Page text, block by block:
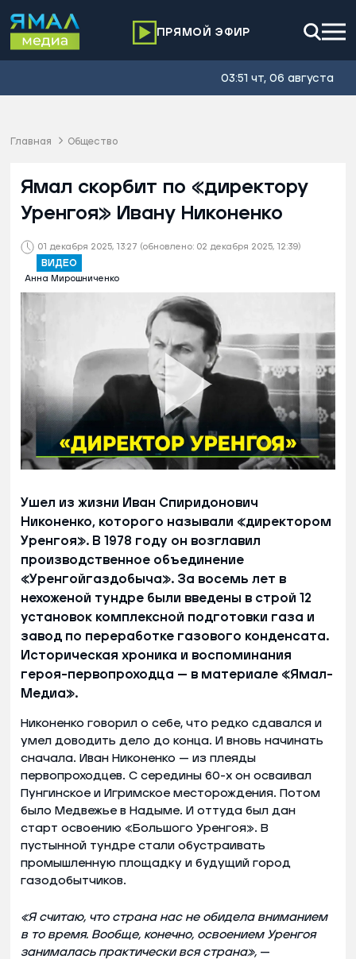
ПРЯМОЙ ЭФИР
03:51 чт, 06 августа
Главная Общество
01 декабря 2025, 13:27 (обновлено: 02 декабря 2025, 12:39)
ВИДЕО
Анна Мирошниченко
Ямал скорбит по «директору
Уренгоя» Ивану Никоненко
Ушел из жизни Иван Спиридонович
Никоненко, которого называли «директором
Уренгоя». В 1978 году он возглавил
производственное объединение
«Уренгойгаздобыча». За восемь лет в
нехоженой тундре были введены в строй 12
установок комплексной подготовки газа и
завод по переработке газового конденсата.
Историческая хроника и воспоминания
героя-первопроходца — в материале «Ямал-
Медиа».
Никоненко говорил о себе, что редко сдавался и
умел доводить дело до конца. И вновь начинать
сначала. Иван Никоненко — из плеяды
первопроходцев. С середины 60-х он осваивал
Пунгинское и Игримское месторождения. Потом
было Медвежье в Надыме. И оттуда был дан
старт освоению «Большого Уренгоя». В
пустынной тундре стали обустраивать
промышленную площадку и будущий город
газодобытчиков.
«Я считаю, что страна нас не обидела вниманием
в то время. Вообще, конечно, освоением Уренгоя
занималась практически вся страна», —